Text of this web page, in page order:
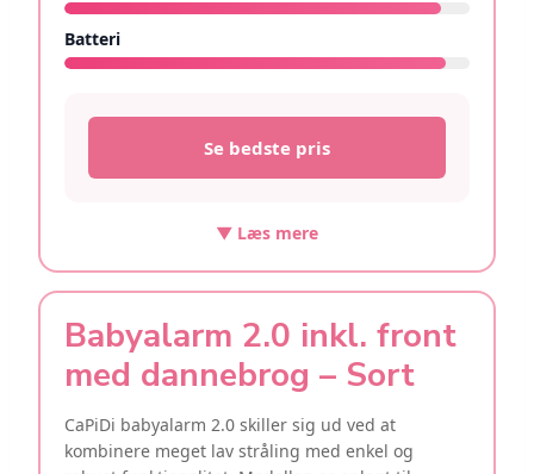
Batteri
Se bedste pris
▼ Læs mere
Babyalarm 2.0 inkl. front
med dannebrog – Sort
CaPiDi babyalarm 2.0 skiller sig ud ved at
kombinere meget lav stråling med enkel og